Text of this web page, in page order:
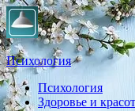
Психология
Практическая
Психология
Здоровье и